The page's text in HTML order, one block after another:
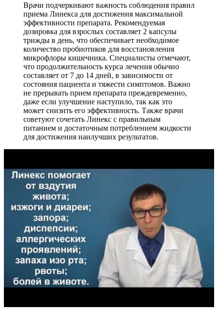
Врачи подчеркивают важность соблюдения правил
приема Линекса для достижения максимальной
эффективности препарата. Рекомендуемая
дозировка для взрослых составляет 2 капсулы
трижды в день, что обеспечивает необходимое
количество пробиотиков для восстановления
микрофлоры кишечника. Специалисты отмечают,
что продолжительность курса лечения обычно
составляет от 7 до 14 дней, в зависимости от
состояния пациента и тяжести симптомов. Важно
не прерывать прием препарата преждевременно,
даже если улучшение наступило, так как это
может снизить его эффективность. Также врачи
советуют сочетать Линекс с правильным
питанием и достаточным потреблением жидкости
для достижения наилучших результатов.